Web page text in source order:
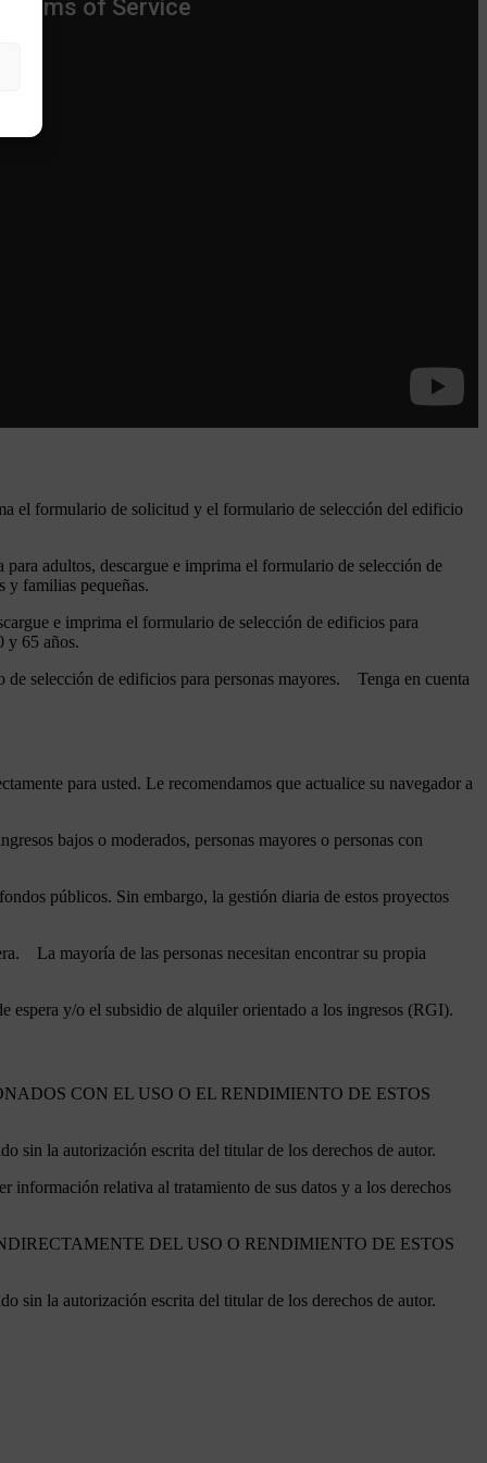
el formulario de solicitud y el formulario de selección del edificio
adultos, descargue e imprima el formulario de selección de
y familias pequeñas.
e imprima el formulario de selección de edificios para
y 65 años.
de selección de edificios para personas mayores. Tenga en cuenta
para usted. Le recomendamos que actualice su navegador a
bajos o moderados, personas mayores o personas con
públicos. Sin embargo, la gestión diaria de estos proyectos
La mayoría de las personas necesitan encontrar su propia
espera y/o el subsidio de alquiler orientado a los ingresos (RGI).
CON EL USO O EL RENDIMIENTO DE ESTOS
sin la autorización escrita del titular de los derechos de autor.
información relativa al tratamiento de sus datos y a los derechos
DEL USO O RENDIMIENTO DE ESTOS
sin la autorización escrita del titular de los derechos de autor.